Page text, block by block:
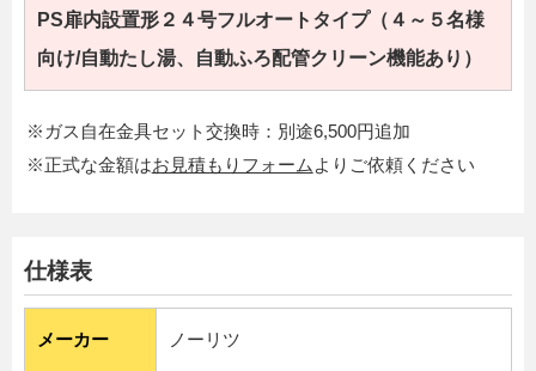
PS扉内設置形２４号フルオートタイプ（４～５名様
向け/自動たし湯、自動ふろ配管クリーン機能あり）
※ガス自在金具セット交換時：別途6,500円追加
※正式な金額はお見積もりフォーム よりご依頼ください
仕様表
メーカー ノーリツ